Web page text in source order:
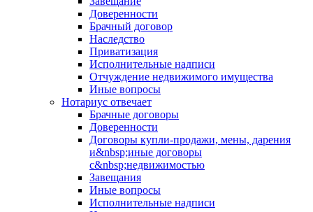
Доверенности
Брачный договор
Наследство
Приватизация
Исполнительные надписи
Отчуждение недвижимого имущества
Иные вопросы
Нотариус отвечает
Брачные договоры
Доверенности
Договоры купли-продажи, мены, дарения
и&nbsp;иные договоры
с&nbsp;недвижимостью
Завещания
Иные вопросы
Исполнительные надписи